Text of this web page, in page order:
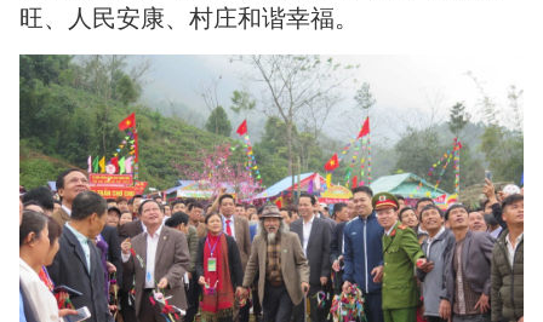
旺、人民安康、村庄和谐幸福。